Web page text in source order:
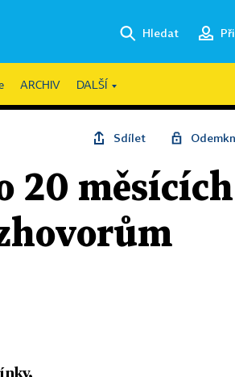
Hledat
ARCHIV DALŠÍ
Sdílet
20 měsících